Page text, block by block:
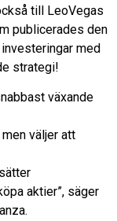
till LeoVegas
publicerades den
med
strategi!
växande
väljer att
aktier”, säger